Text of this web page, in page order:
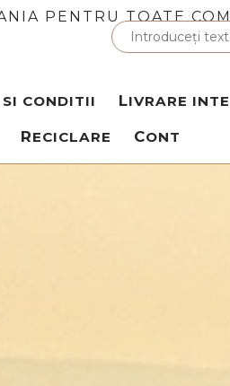
PENTRU TOATE
SI CONDITII LIVRARE
RECICLARE CONT